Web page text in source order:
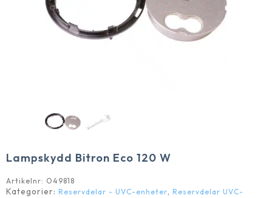
Lampskydd Bitron Eco 120 W
Artikelnr: O49818
Kategorier: Reservdelar - UVC-enheter, Reservdelar UVC-